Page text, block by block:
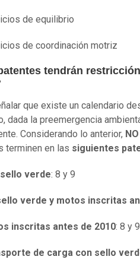
de equilibrio
de coordinación motriz
tendrán
que existe un calendario
dada la preemergencia
Considerando lo anterior, NO
terminen en las siguientes
verde: 8 y 9
verde y motos inscritas
inscritas antes de 2010: 8 y 9
de carga con sello